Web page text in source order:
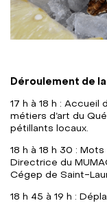
Déroulement de
17 h à 18 h : Accueil
métiers d’art du
pétillants locaux.
18 h à 18 h 30 :
Directrice du
Cégep de Saint-
18 h 45 à 19 h :